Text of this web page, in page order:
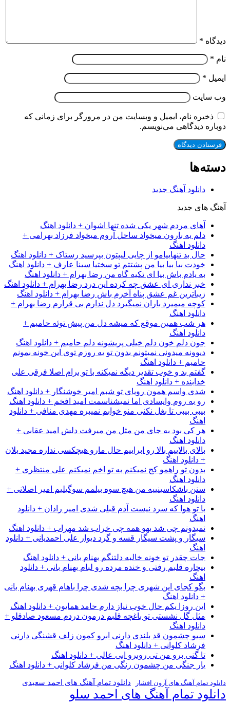
دیدگاه *
نام *
ایمیل *
وب‌ سایت
ذخیره نام، ایمیل و وبسایت من در مرورگر برای زمانی که
دوباره دیدگاهی می‌نویسم.
دسته‌ها
دانلود آهنگ جدید
آهنگ های جدید
آهای مردم شهر یکی شده تنها اشوان + دانلود اهنگ
دلم یه بارون میخواد ساحل آروم میخواد فرزاد بهرامی +
دانلود اهنگ
حال بد تنهاییامو از چایی لیپتون بپرسید رستاک + دانلود اهنگ
خودت بیا بیا بیا من پشتتم تو سختیا سینا عارف + دانلود اهنگ
به یادم باش بیا ای تکیه گاه من رضا بهرام + دانلود اهنگ
خبر نداری ای عشق چه کرده این درد رضا بهرام + دانلود اهنگ
زیباترین غم عشق پناه آخرم باش رضا بهرام + دانلود اهنگ
کوچه میمیرد باران نمیگیرد دل ندارم بی قرارم رضا بهرام +
دانلود اهنگ
هر شب همین موقع که میشه دل من پیش توئه حامیم +
دانلود اهنگ
جون دلم خون دلم خیلی پریشونه دلم حامیم + دانلود اهنگ
دیوونه میدونی نمیتونم بدون تو یه روزم توی این خونه بمونم
حامیم + دانلود اهنگ
گفتم بد و خوب تقدیر دیگه نمیکنه با تو برام اصلا فرقی علی
خدابنده + دانلود اهنگ
شدی واسم همون رویای تو شبم امیر خوشنگار + دانلود اهنگ
رو به روم وایسادی اما نمیشناسمت امید افخم + دانلود اهنگ
بیبی بیبی تا بغل نکنی منو خوابم نمیبره مهدی منافی + دانلود
اهنگ
هر کی بود به جای من مثل من میرفت دلش امید عقابی +
دانلود اهنگ
بالای بالاییم بالا رو ابراییم حال مارو هیچکسی نداره مجید یلان
+ دانلود اهنگ
بدون تو راهمو کج نمیکنم به تو اخم نمیکنم علی منتظری +
دانلود اهنگ
سنن باشکاسینییه من هیچ سوه بیلمم سوگیلیم امیر اصلانی +
دانلود اهنگ
با تو هوا که سرد نیست آدم قبلی شدی امیر رادان + دانلود
اهنگ
نمیدونم چی شد یهو همه چی خراب شد مهراب + دانلود اهنگ
سیگار و پشت سیگار قسه و گرد دیوار علی احمدیانی + دانلود
اهنگ
جات چقدر تو خونه خالیه دلتنگم بهنام بانی + دانلود اهنگ
بیچاره قلبم رفتی و خنده مرده رو لبام بهنام بانی + دانلود
اهنگ
بگو کجای این شهری چرا بچه شدی چرا باهام قهری بهنام بانی
+ دانلود اهنگ
این روزا یکم حال خوب نیاز دارم حامد همایون + دانلود اهنگ
مثل گل نشستی تو باغچه قلبم درمون دردم مسعود صادقلو +
دانلود اهنگ
سیو چشمون قد بلندی دارنی ابرو کمون زلف قشنگی دارنی
فرشاد کلوانی + دانلود اهنگ
تا گنی برو من تی روبرو ابی عالی + دانلود اهنگ
یار جنگی من چشمون رنگی من فرشاد کلوانی + دانلود اهنگ
دانلود تمام آهنگ های آرون افشار دانلود تمام آهنگ های احمد سعیدی
دانلود تمام آهنگ های احمد سلو